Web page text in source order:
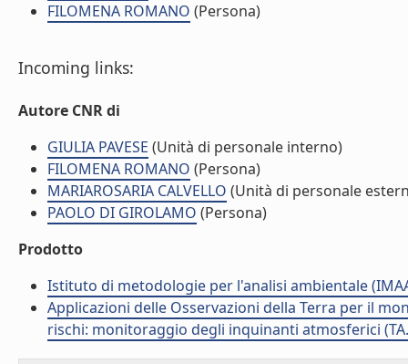
FILOMENA ROMANO (Persona)
Incoming links:
Autore CNR di
GIULIA PAVESE (Unità di personale interno)
FILOMENA ROMANO (Persona)
MARIAROSARIA CALVELLO (Unità di personale
PAOLO DI GIROLAMO (Persona)
Prodotto
Istituto di metodologie per l'analisi ambientale
Applicazioni delle Osservazioni della Terra per il
rischi: monitoraggio degli inquinanti atmosferici